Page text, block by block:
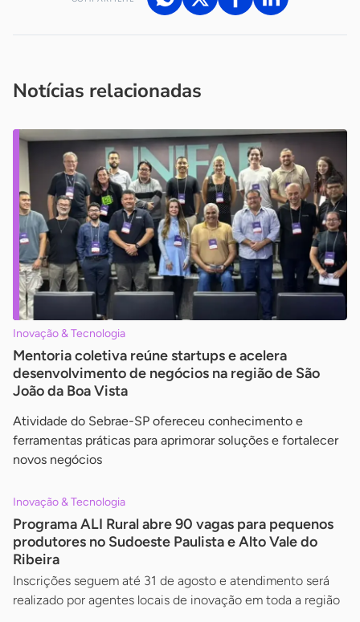
Notícias relacionadas
Inovação & Tecnologia
Mentoria coletiva reúne startups e acelera
desenvolvimento de negócios na região de São
João da Boa Vista
Atividade do Sebrae-SP ofereceu conhecimento e
ferramentas práticas para aprimorar soluções e fortalecer
novos negócios
Inovação & Tecnologia
Programa ALI Rural abre 90 vagas para pequenos
produtores no Sudoeste Paulista e Alto Vale do
Ribeira
Inscrições seguem até 31 de agosto e atendimento será
realizado por agentes locais de inovação em toda a região